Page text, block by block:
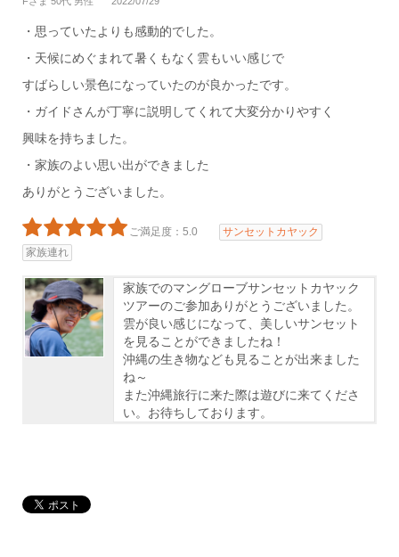
・思っていたよりも感動的でした。
・天候にめぐまれて暑くもなく雲もいい感じで
すばらしい景色になっていたのが良かったです。
・ガイドさんが丁寧に説明してくれて大変分かりやすく
興味を持ちました。
・家族のよい思い出ができました
ありがとうございました。
ご満足度：5.0
サンセットカヤック
家族連れ
家族でのマングローブサンセットカヤック
ツアーのご参加ありがとうございました。
雲が良い感じになって、美しいサンセット
を見ることができましたね！
沖縄の生き物なども見ることが出来ました
ね～
また沖縄旅行に来た際は遊びに来てくださ
い。お待ちしております。